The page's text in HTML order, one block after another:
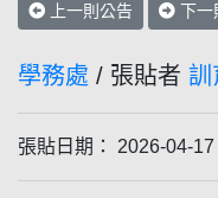
上一則公告 下一
學務處 / 張貼者 訓
張貼日期： 2026-04-